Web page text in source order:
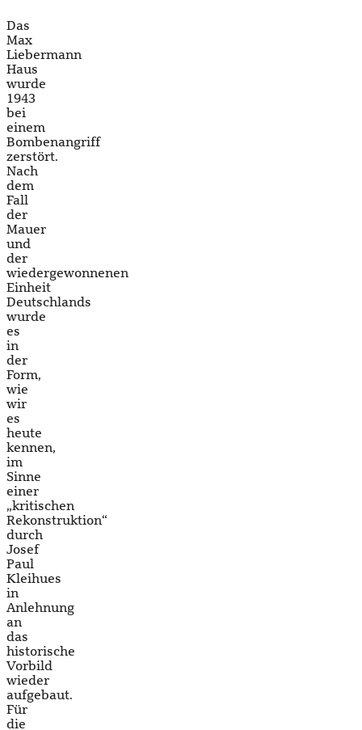
Das
Max
Liebermann
Haus
wurde
1943
bei
einem
Bombenangriff
zerstört.
Nach
dem
Fall
der
Mauer
und
der
wiedergewonnenen
Einheit
Deutschlands
wurde
es
in
der
Form,
wie
wir
es
heute
kennen,
im
Sinne
einer
„kritischen
Rekonstruktion“
durch
Josef
Paul
Kleihues
in
Anlehnung
an
das
historische
Vorbild
wieder
aufgebaut.
Für
die